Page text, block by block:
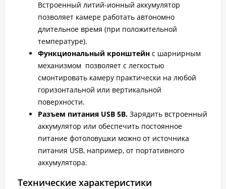
Встроенный литий-ионный аккумулятор
позволяет камере работать автономно
длительное время (при положительной
температуре).
Функциональный кронштейн с шарнирным
механизмом позволяет с легкостью
смонтировать камеру практически на любой
горизонтальной или вертикальной
поверхности.
Разъем питания USB 5В. Зарядить встроенный
аккумулятор или обеспечить постоянное
питание фотоловушки можно от источника
питания USB, например, от портативного
аккумулятора.
Технические характеристики